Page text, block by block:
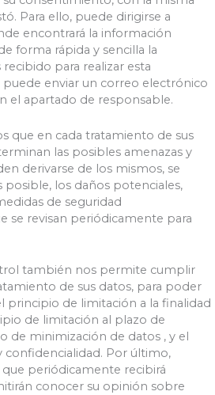
Para ello, puede dirigirse a
encontrará la información
forma rápida y sencilla la
para realizar esta
enviar un correo electrónico
el apartado de responsable.
que en cada tratamiento de sus
las posibles amenazas y
derivarse de los mismos, se
posible, los daños potenciales,
de seguridad
se revisan periódicamente para
también nos permite cumplir
de sus datos, para poder
principio de limitación a la finalidad
de limitación al plazo de
de minimización de datos , y el
Por último,
periódicamente recibirá
conocer su opinión sobre